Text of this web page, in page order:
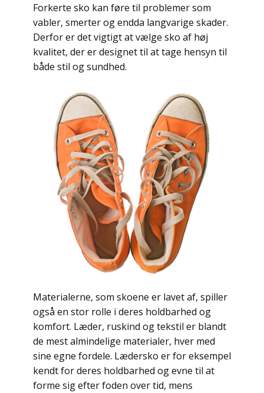
Forkerte sko kan føre til problemer som
vabler, smerter og endda langvarige skader.
Derfor er det vigtigt at vælge sko af høj
kvalitet, der er designet til at tage hensyn til
både stil og sundhed.
Materialerne, som skoene er lavet af, spiller
også en stor rolle i deres holdbarhed og
komfort. Læder, ruskind og tekstil er blandt
de mest almindelige materialer, hver med
sine egne fordele. Lædersko er for eksempel
kendt for deres holdbarhed og evne til at
forme sig efter foden over tid, mens